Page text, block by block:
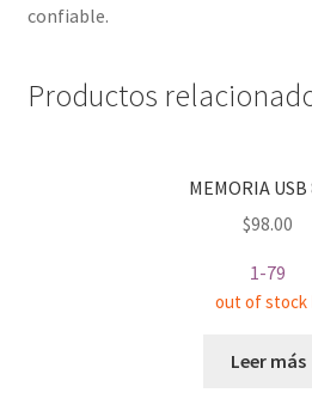
confiable.
Productos
MEMORIA USB
$98.00
1-79
out of stock
Leer más